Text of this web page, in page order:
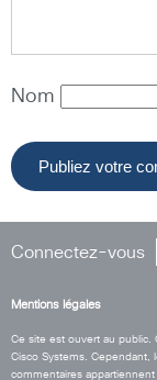
Nom
Connectez-vous
Mentions légales
Ce site est ouvert au public.
Cisco Systems. Cependant,
commentaires